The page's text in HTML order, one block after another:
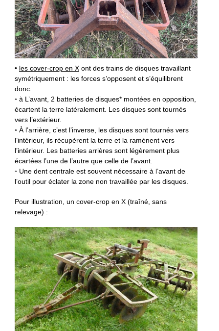
• les cover-crop en X ont des trains de disques travaillant
symétriquement : les forces s’opposent et s’équilibrent
donc.
◦ à L’avant, 2 batteries de disques* montées en opposition,
écartent la terre latéralement. Les disques sont tournés
vers l’extérieur.
◦ À l’arrière, c’est l’inverse, les disques sont tournés vers
l’intérieur, ils récupèrent la terre et la ramènent vers
l’intérieur. Les batteries arrières sont légèrement plus
écartées l’une de l’autre que celle de l’avant.
◦ Une dent centrale est souvent nécessaire à l’avant de
l’outil pour éclater la zone non travaillée par les disques.
Pour illustration, un cover-crop en X (traîné, sans
relevage) :